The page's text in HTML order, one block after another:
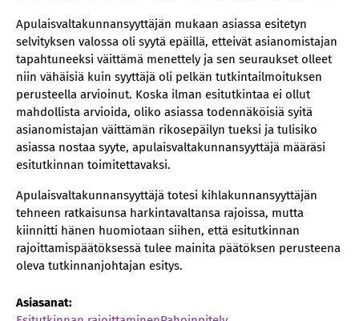
Apulaisvaltakunnansyyttäjän mukaan asiassa esitetyn
selvityksen valossa oli syytä epäillä, etteivät asianomistajan
tapahtuneeksi väittämä menettely ja sen seuraukset olleet
niin vähäisiä kuin syyttäjä oli pelkän tutkintailmoituksen
perusteella arvioinut. Koska ilman esitutkintaa ei ollut
mahdollista arvioida, oliko asiassa todennäköisiä syitä
asianomistajan väittämän rikosepäilyn tueksi ja tulisiko
asiassa nostaa syyte, apulaisvaltakunnansyyttäjä määräsi
esitutkinnan toimitettavaksi.
Apulaisvaltakunnansyyttäjä totesi kihlakunnansyyttäjän
tehneen ratkaisunsa harkintavaltansa rajoissa, mutta
kiinnitti hänen huomiotaan siihen, että esitutkinnan
rajoittamispäätöksessä tulee mainita päätöksen perusteena
oleva tutkinnanjohtajan esitys.
Asiasanat: